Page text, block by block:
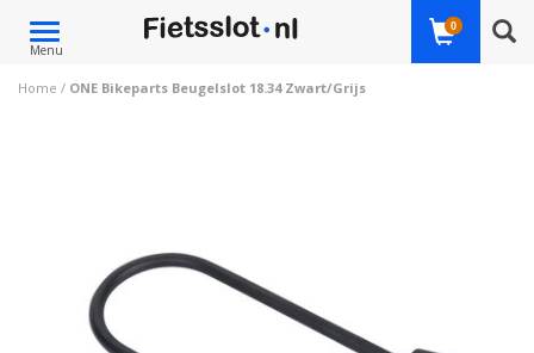
Toggle
navigation
Menu
0
Home / ONE Bikeparts Beugelslot 18.34 Zwart/Grijs